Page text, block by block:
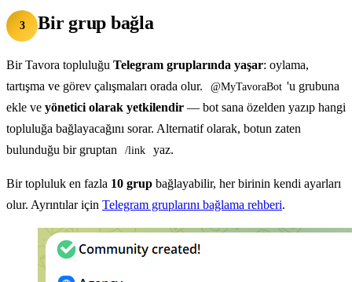
3 Bir grup bağla
Bir Tavora topluluğu Telegram gruplarında yaşar: oylama,
tartışma ve görev çalışmaları orada olur.
@MyTavoraBot 'u grubuna
ekle ve yönetici olarak yetkilendir — bot sana özelden yazıp hangi
topluluğa bağlayacağını sorar. Alternatif olarak, botun zaten
bulunduğu bir gruptan
/link yaz.
Bir topluluk en fazla 10 grup bağlayabilir, her birinin kendi ayarları
olur. Ayrıntılar için Telegram gruplarını bağlama rehberi.